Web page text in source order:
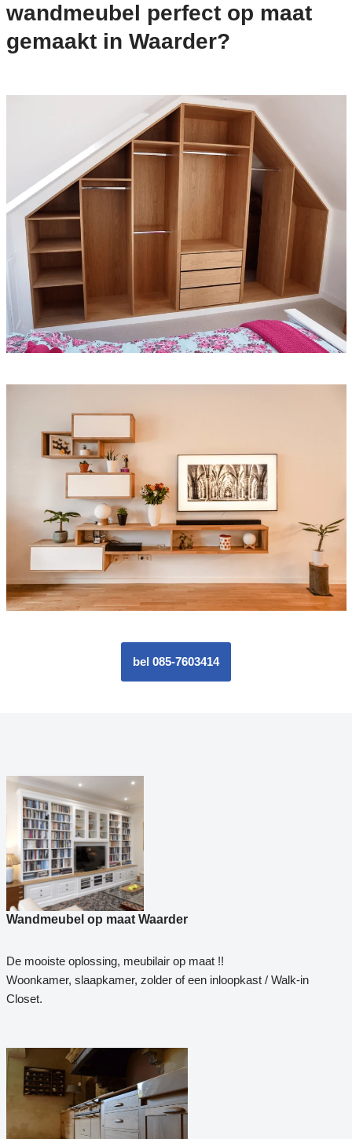
wandmeubel perfect op maat
gemaakt in Waarder?
bel 085-7603414
Wandmeubel op maat Waarder
De mooiste oplossing, meubilair op maat !!
Woonkamer, slaapkamer, zolder of een inloopkast / Walk-in
Closet.